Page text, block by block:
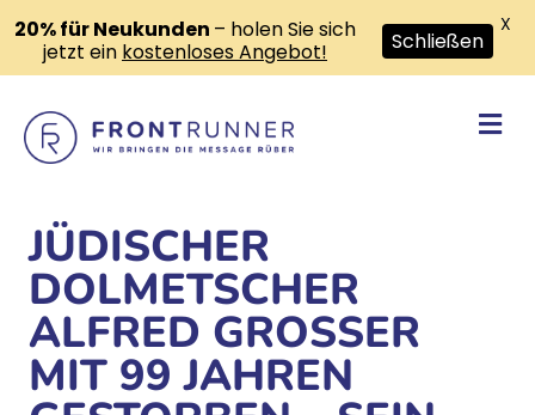
JÜDISCHER
DOLMETSCHER
ALFRED GROSSER
MIT 99 JAHREN
20% für Neukunden – holen Sie sich
jetzt ein kostenloses Angebot! Schließen
X